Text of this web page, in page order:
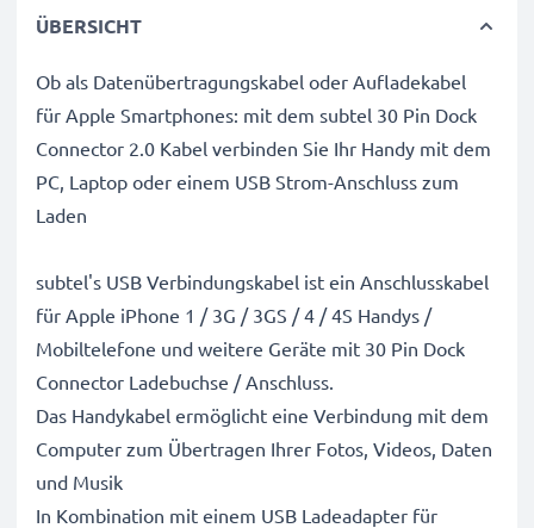
ÜBERSICHT
Ob als Datenübertragungskabel oder Aufladekabel
für Apple Smartphones: mit dem subtel 30 Pin Dock
Connector 2.0 Kabel verbinden Sie Ihr Handy mit dem
PC, Laptop oder einem USB Strom-Anschluss zum
Laden
subtel's USB Verbindungskabel ist ein Anschlusskabel
für Apple iPhone 1 / 3G / 3GS / 4 / 4S Handys /
Mobiltelefone und weitere Geräte mit 30 Pin Dock
Connector Ladebuchse / Anschluss.
Das Handykabel ermöglicht eine Verbindung mit dem
Computer zum Übertragen Ihrer Fotos, Videos, Daten
und Musik
In Kombination mit einem USB Ladeadapter für